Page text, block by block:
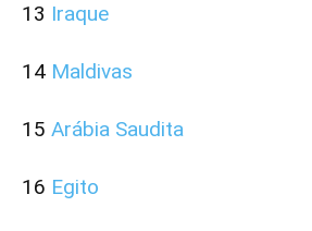
13 Iraque
14 Maldivas
15 Arábia Saudita
16 Egito